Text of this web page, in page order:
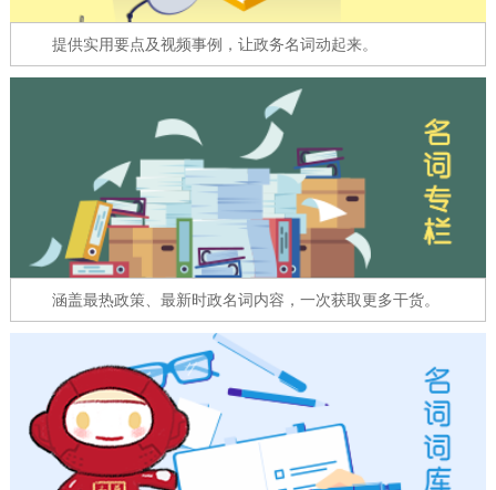
图说北京 视频北京
ENGLISH 한국어 日本語
DEUTSCH FRANÇAIS РУССКИЙ ЯЗЫК
ESPAÑOL العربية PORTUGUÊS
ITALIANO
提供实用要点及视频事例，让政务名词动起来。
涵盖最热政策、最新时政名词内容，一次获取更多干货。